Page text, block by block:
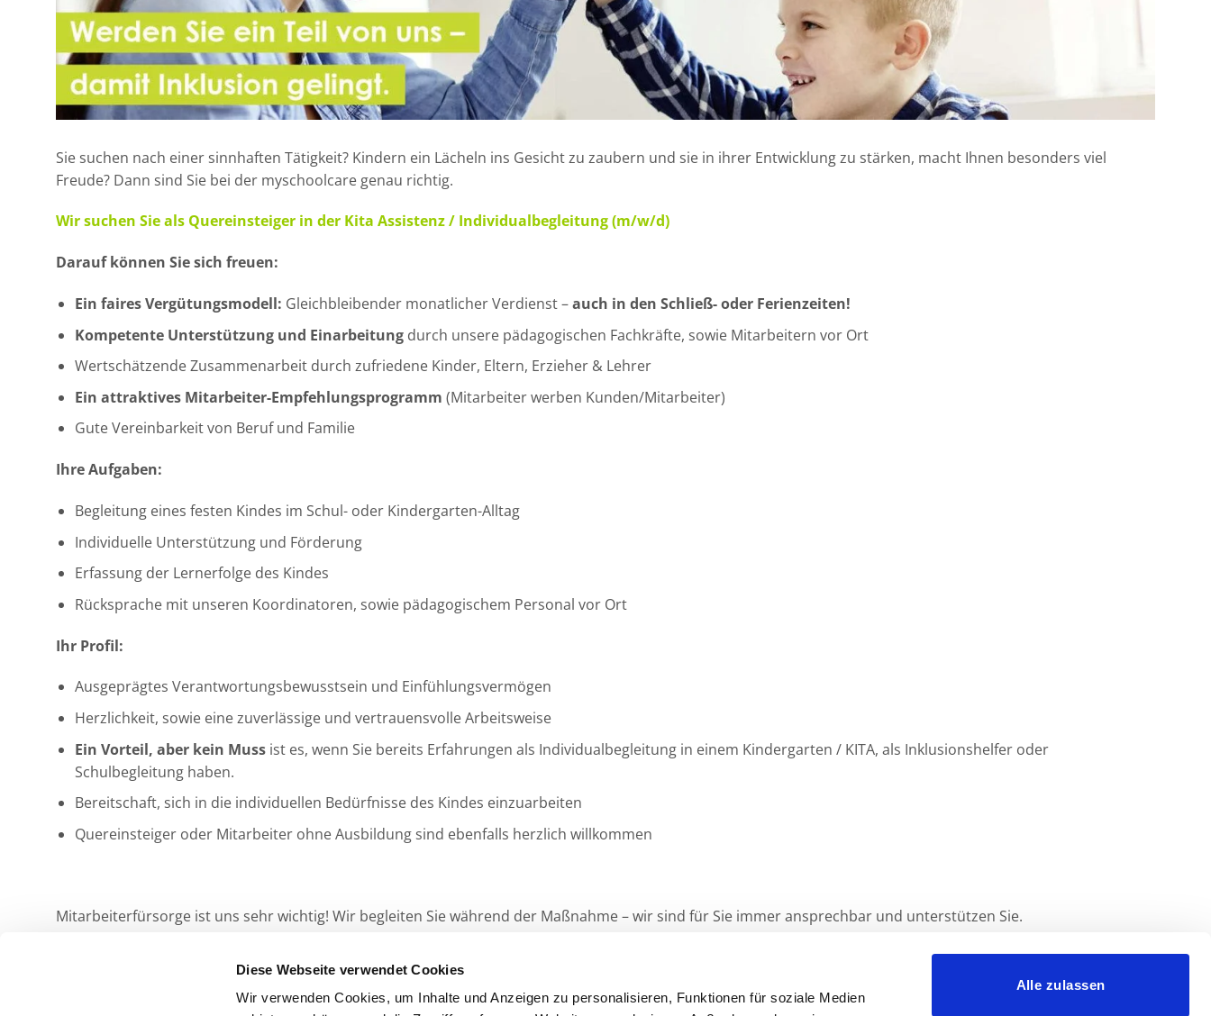
Diese Webseite verwendet Cookies
Wir verwenden Cookies, um Inhalte und Anzeigen zu personalisieren, Funktionen für soziale Medien
Alle zulassen
Sie suchen nach einer sinnhaften Tätigkeit? Kindern ein Lächeln ins Gesicht zu zaubern und sie in ihrer Entwicklung zu stärken, macht Ihnen besonders viel
Freude? Dann sind Sie bei der myschoolcare genau richtig.
Wir suchen Sie als Quereinsteiger in der Kita Assistenz / Individualbegleitung (m/w/d)
Darauf können Sie sich freuen:
Ein faires Vergütungsmodell: Gleichbleibender monatlicher Verdienst –auch in den Schließ- oder Ferienzeiten!
Kompetente Unterstützung und Einarbeitungdurch unsere pädagogischen Fachkräfte, sowie Mitarbeitern vor Ort
Wertschätzende Zusammenarbeit durch zufriedene Kinder, Eltern, Erzieher & Lehrer
Ein attraktives Mitarbeiter-Empfehlungsprogramm (Mitarbeiter werben Kunden/Mitarbeiter)
Gute Vereinbarkeit von Beruf und Familie
Ihre Aufgaben:
Begleitung eines festen Kindes im Schul- oder Kindergarten-Alltag
Individuelle Unterstützung und Förderung
Erfassung der Lernerfolge des Kindes
Rücksprache mit unseren Koordinatoren, sowie pädagogischem Personal vor Ort
Ihr Profil:
Ausgeprägtes Verantwortungsbewusstsein und Einfühlungsvermögen
Herzlichkeit, sowie eine zuverlässige und vertrauensvolle Arbeitsweise
Ein Vorteil, aber kein Mussist es, wenn Sie bereits Erfahrungen als Individualbegleitung in einem Kindergarten / KITA, als Inklusionshelfer oder
Schulbegleitung haben.
Bereitschaft, sich in die individuellen Bedürfnisse des Kindes einzuarbeiten
Quereinsteiger oder Mitarbeiter ohne Ausbildung sind ebenfalls herzlich willkommen
Mitarbeiterfürsorge ist uns sehr wichtig! Wir begleiten Sie während der Maßnahme – wir sind für Sie immer ansprechbar und unterstützen Sie.